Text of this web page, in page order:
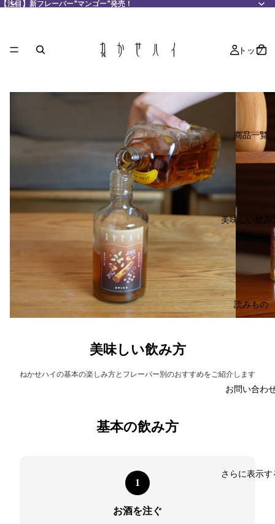
【注目】新フレーバー"マンゴー"発売！
【注目】新フレーバー"マンゴー"発売！
トップ
商品一覧
美味しい飲み
読みもの
お問い合わ
さらに表示す
美味しい飲み方
ねかせハイの基本の楽しみ方とフレーバー別のおすすめをご紹介します
基本の飲み方
1
お酒を注ぐ